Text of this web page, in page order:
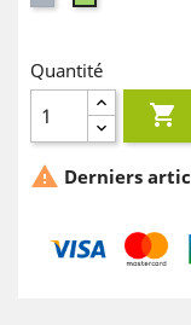
Quantité

 Derniers